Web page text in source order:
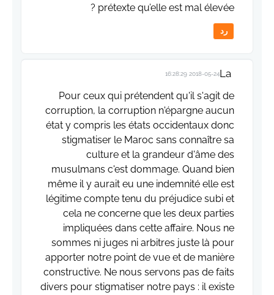
prétexte qu’elle est mal élevée ?
رد
La
2018-05-24 16:28:29
Pour ceux qui prétendent qu'il s'agit de
corruption, la corruption n'épargne aucun
état y compris les états occidentaux donc
stigmatiser le Maroc sans connaître sa
culture et la grandeur d'âme des
musulmans c'est dommage. Quand bien
même il y aurait eu une indemnité elle est
légitime compte tenu du préjudice subi et
cela ne concerne que les deux parties
impliquées dans cette affaire. Nous ne
sommes ni juges ni arbitres juste là pour
apporter notre point de vue et de manière
constructive. Ne nous servons pas de faits
divers pour stigmatiser notre pays : il existe